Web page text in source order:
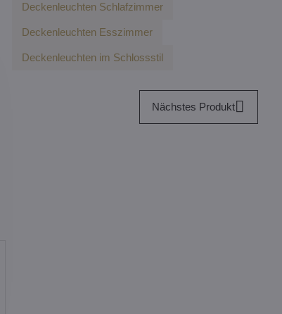
Deckenleuchten Schlafzimmer
Deckenleuchten Esszimmer
Deckenleuchten im Schlossstil
Nächstes Produkt